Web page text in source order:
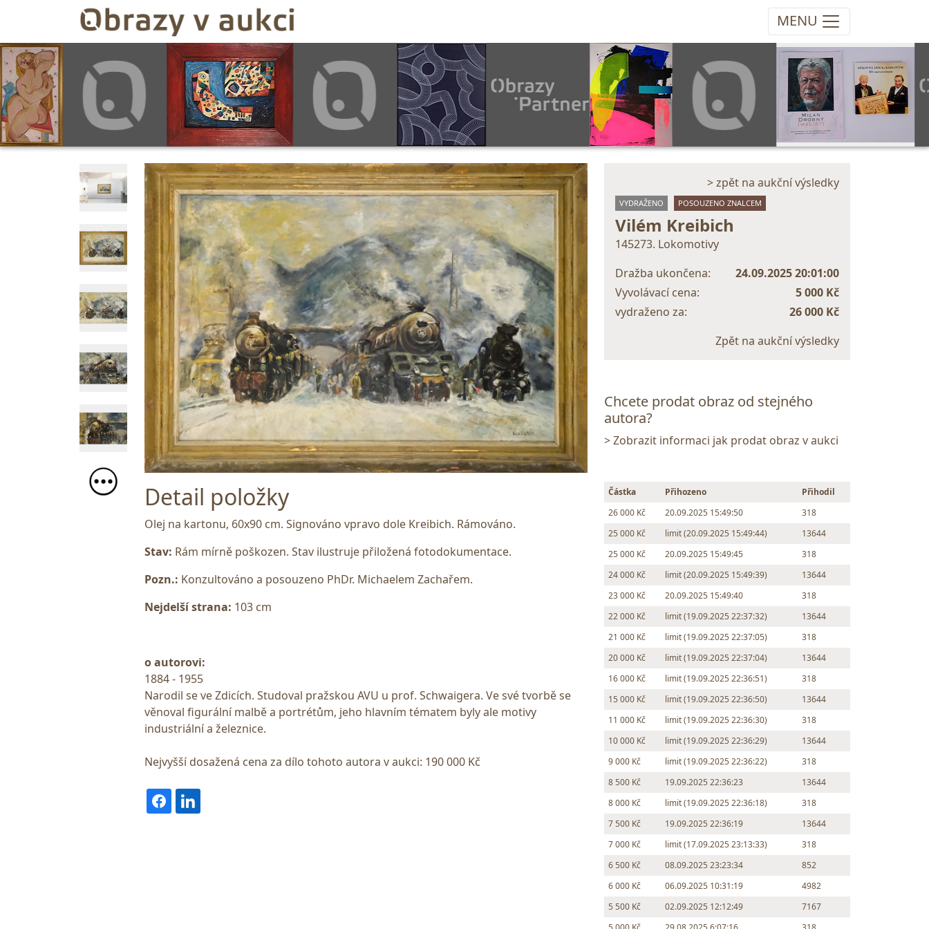
MENU
Detail položky
Olej na kartonu, 60x90 cm. Signováno vpravo dole Kreibich. Rámováno.
Stav: Rám mírně poškozen. Stav ilustruje přiložená fotodokumentace.
Pozn.: Konzultováno a posouzeno PhDr. Michaelem Zachařem.
Nejdelší strana: 103 cm
o autorovi:
1884 - 1955
Narodil se ve Zdicích. Studoval pražskou AVU u prof. Schwaigera. Ve své tvorbě se
věnoval figurální malbě a portrétům, jeho hlavním tématem byly ale motivy
industriální a železnice.
Nejvyšší dosažená cena za dílo tohoto autora v aukci: 190 000 Kč
> zpět na aukční výsledky
VYDRAŽENO POSOUZENO ZNALCEM
Vilém Kreibich
145273. Lokomotivy
Dražba ukončena:
24.09.2025 20:01:00
Vyvolávací cena:
5 000 Kč
vydraženo za:
26 000 Kč
Zpět na aukční výsledky
Chcete prodat obraz od stejného
autora?
> Zobrazit informaci jak prodat obraz v aukci
Částka Přihozeno
Přihodil
26 000 Kč
20.09.2025 15:49:50
318
25 000 Kč
limit (20.09.2025 15:49:44)
13644
25 000 Kč
20.09.2025 15:49:45
318
24 000 Kč
limit (20.09.2025 15:49:39)
13644
23 000 Kč
20.09.2025 15:49:40
318
22 000 Kč
limit (19.09.2025 22:37:32)
13644
21 000 Kč
limit (19.09.2025 22:37:05)
318
20 000 Kč
limit (19.09.2025 22:37:04)
13644
16 000 Kč
limit (19.09.2025 22:36:51)
318
15 000 Kč
limit (19.09.2025 22:36:50)
13644
11 000 Kč
limit (19.09.2025 22:36:30)
318
10 000 Kč
limit (19.09.2025 22:36:29)
13644
9 000 Kč
limit (19.09.2025 22:36:22)
318
8 500 Kč
19.09.2025 22:36:23
13644
8 000 Kč
limit (19.09.2025 22:36:18)
318
7 500 Kč
19.09.2025 22:36:19
13644
7 000 Kč
limit (17.09.2025 23:13:33)
318
6 500 Kč
08.09.2025 23:23:34
852
6 000 Kč
06.09.2025 10:31:19
4982
5 500 Kč
02.09.2025 12:12:49
7167